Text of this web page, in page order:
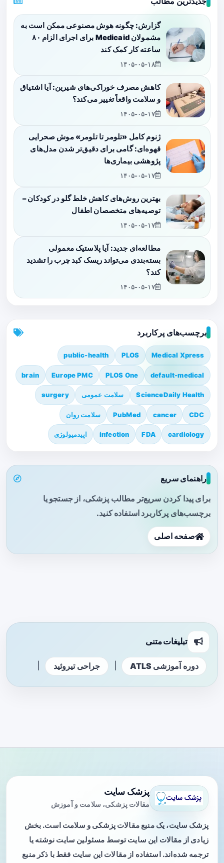
گزارش: چگونه هوش مصنوعی ممکن است به
مشمولان Medicaid برای اجرای الزام ۸۰
ساعته کار کمک کند
۱۴۰۵-۰۵-۱۸
کاهش مصرف خوراکی‌های شیرین: آیا اشتیاق
و سلامت واقعاً تغییر می‌کند؟
۱۴۰۵-۰۵-۱۷
ژنوم کامل «تلومر تا تلومر» موش صحرایی
قهوه‌ای: گامی برای دقیق‌تر شدن مدل‌های
پژوهشی بیماری‌ها
۱۴۰۵-۰۵-۱۷
بهترین روش‌های کاهش خلط گلو در کودکان –
توصیه‌های متخصصان اطفال
۱۴۰۵-۰۵-۱۷
مطالعه‌ای جدید: آیا پلاستیک معمولی
بسته‌بندی می‌تواند ریسک کبد چرب را تشدید
کند؟
۱۴۰۵-۰۵-۱۷
برچسب‌های پرکاربرد
Medical Xpress
PLOS
public-health
default-medical
PLOS One
Europe PMC
brain
ScienceDaily Health سلامت عمومی surgery
CDC
cancer
PubMed سلامت روان
cardiology
FDA
infection اپیدمیولوژی
راهنمای سریع
برای پیدا کردن سریع‌تر مطالب پزشکی، از جستجو یا
برچسب‌های پرکاربرد استفاده کنید.
صفحه اصلی
تبلیغات متنی
دوره آموزشی ATLS جراحی تیروئید
پزشک سایت
مقالات پزشکی، سلامت و آموزش
پزشک سایت، یک منبع مقالات پزشکی و سلامت است. بخش
زیادی از مقالات این سایت توسط مسئولین سایت نوشته یا
ترجمه شده‌اند. استفاده از مقالات این سایت فقط با ذکر منبع